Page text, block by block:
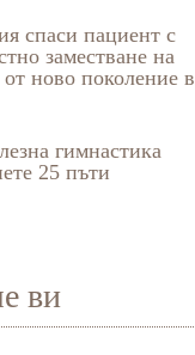
спаси пациент с
заместване на
от ново поколение в
гимнастика
25 пъти
ви